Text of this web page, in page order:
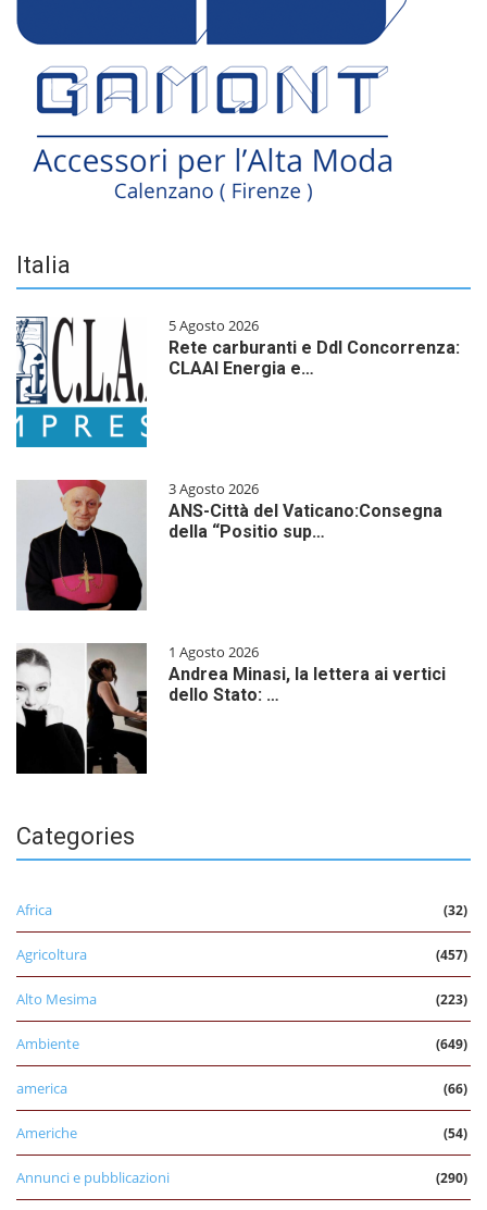
Italia
5 Agosto 2026
Rete carburanti e Ddl Concorrenza:
CLAAI Energia e…
3 Agosto 2026
ANS-Città del Vaticano:Consegna
della “Positio sup…
1 Agosto 2026
Andrea Minasi, la lettera ai vertici
dello Stato: …
Categories
Africa (32)
Agricoltura (457)
Alto Mesima (223)
Ambiente (649)
america (66)
Americhe (54)
Annunci e pubblicazioni (290)